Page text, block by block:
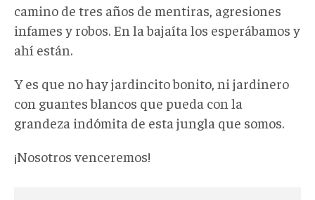
camino de tres años de mentiras, agresiones
infames y robos. En la bajaíta los esperábamos y
ahí están.
Y es que no hay jardincito bonito, ni jardinero
con guantes blancos que pueda con la
grandeza indómita de esta jungla que somos.
¡Nosotros venceremos!